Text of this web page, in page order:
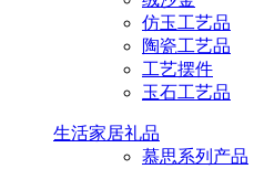
仿玉工艺品
陶瓷工艺品
工艺摆件
玉石工艺品
生活家居礼品
慕思系列产品